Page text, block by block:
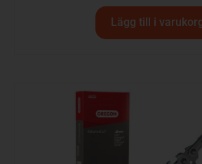
Lägg till i